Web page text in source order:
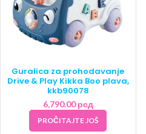
Guralica za prohodavanje
Drive & Play Kikka Boo plava,
kkb90078
6,790.00рсд
PROČITAJTE JOŠ